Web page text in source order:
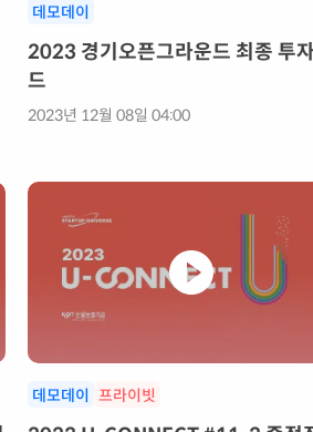
데모데이
2023 경기오픈그라운드 최종 투
드
2023년 12월 08일 04:00
데모데이 프라이빗